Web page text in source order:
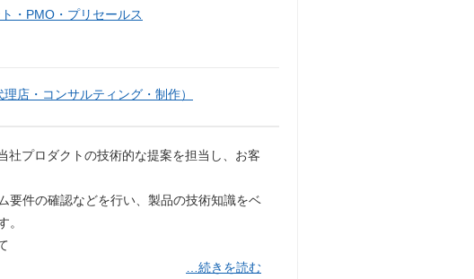
・PMO・プリセールス
店・コンサルティング・制作）
社プロダクトの技術的な提案を担当し、お客
要件の確認などを行い、製品の技術知識をベ
。
…続きを読む